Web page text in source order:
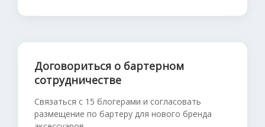
Договориться о бартерном
сотрудничестве
Связаться с 15 блогерами и согласовать
размещение по бартеру для нового бренда